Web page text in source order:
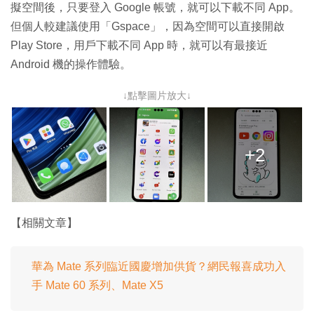
擬空間後，只要登入 Google 帳號，就可以下載不同 App。
但個人較建議使用「Gspace」，因為空間可以直接開啟
Play Store，用戶下載不同 App 時，就可以有最接近
Android 機的操作體驗。
↓點擊圖片放大↓
+2
【相關文章】
華為 Mate 系列臨近國慶增加供貨？網民報喜成功入
手 Mate 60 系列、Mate X5